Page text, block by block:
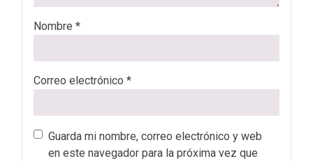
Nombre *
Correo electrónico *
Guarda mi nombre, correo electrónico y web
en este navegador para la próxima vez que